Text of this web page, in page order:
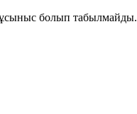
болып табылмайды.